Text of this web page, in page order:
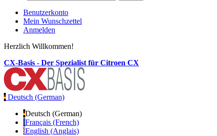
Benutzerkonto
Mein Wunschzettel
Anmelden
Herzlich Willkommen!
CX-Basis - Der Spezialist für Citroen CX
Deutsch (German)
Deutsch (German)
Français (French)
English (Anglais)